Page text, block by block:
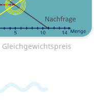
Gleichgewichtspreis